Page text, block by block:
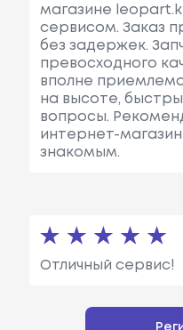
магазине
сервисом. Заказ
без задержек.
превосходного
вполне
на высоте,
вопросы.
интернет-
знакомым.
Отличный сервис!